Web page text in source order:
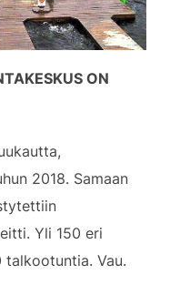
ON
2018. Samaan
Yli 150 eri
Vau.